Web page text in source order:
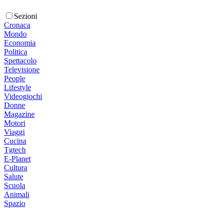
Sezioni
Cronaca
Mondo
Economia
Politica
Spettacolo
Televisione
People
Lifestyle
Videogiochi
Donne
Magazine
Motori
Viaggi
Cucina
Tgtech
E-Planet
Cultura
Salute
Scuola
Animali
Spazio